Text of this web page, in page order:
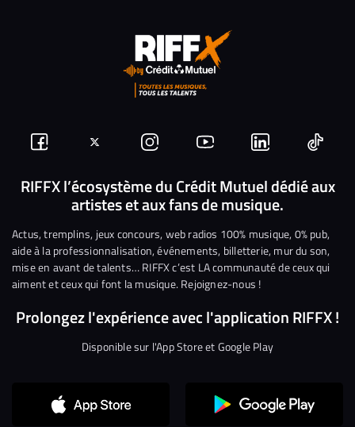
Continuer sans accepter
Suivez-
nous
Facebook
Suivez-
nous
sur
Twitter
Nous
rejoindre
sur
Instagram
Nous
rejoindre
sur
YouTube
Nous
rejoindre
sur
Linkedin
Nous
RIFFX l’écosystème du Crédit Mutuel dédié aux
artistes et aux fans de musique.
Actus, tremplins, jeux concours, web radios 100% musique, 0% pub,
aide à la professionnalisation, événements, billetterie, mur du son,
mise en avant de talents… RIFFX c’est LA communauté de ceux qui
aiment et ceux qui font la musique. Rejoignez-nous !
Prolongez l'expérience avec l'application RIFFX !
Disponible sur l'App Store et Google Play